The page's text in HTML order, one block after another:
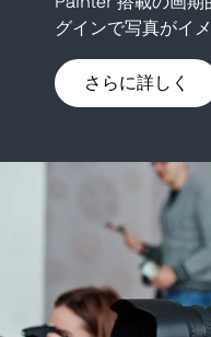
グインで写真がイ
さらに詳しく